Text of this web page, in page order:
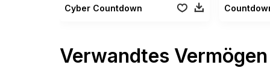
Cyber Countdown
Verwandtes Vermögen